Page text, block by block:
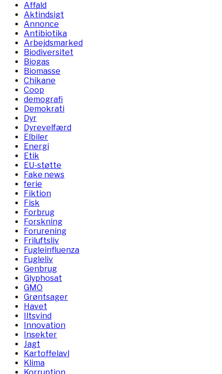
Affald
Aktindsigt
Annonce
Antibiotika
Arbejdsmarked
Biodiversitet
Biogas
Biomasse
Chikane
Coop
demografi
Demokrati
Dyr
Dyrevelfærd
Elbiler
Energi
Etik
EU-støtte
Fake news
ferie
Fiktion
Fisk
Forbrug
Forskning
Forurening
Friluftsliv
Fugleinfluenza
Fugleliv
Genbrug
Glyphosat
GMO
Grøntsager
Havet
Iltsvind
Innovation
Insekter
Jagt
Kartoffelavl
Klima